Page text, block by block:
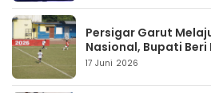
Persigar Garut
Nasional, Bupati
17 Juni 2026